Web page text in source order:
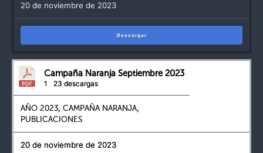
20 de noviembre de 2023
Descargar
Campaña Naranja Septiembre 2023
1 23 descargas
AÑO 2023, CAMPAÑA NARANJA,
PUBLICACIONES
20 de noviembre de 2023